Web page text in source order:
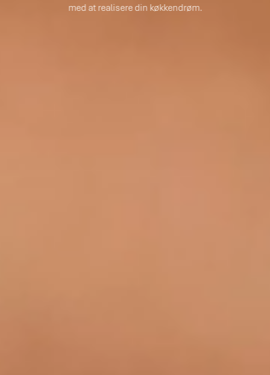
med at realisere din køkkendrøm.